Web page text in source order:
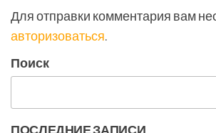
Для отправки комментария вам
авторизоваться.
Поиск
ПОСЛЕДНИЕ ЗАПИСИ